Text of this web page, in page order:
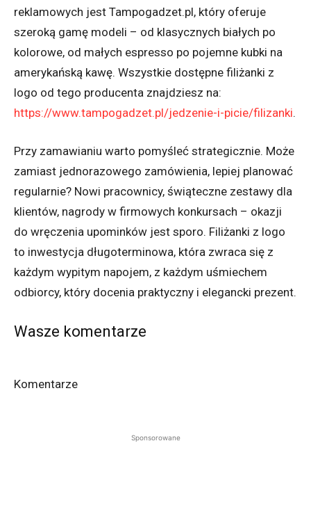
reklamowych jest Tampogadzet.pl, który oferuje
szeroką gamę modeli – od klasycznych białych po
kolorowe, od małych espresso po pojemne kubki na
amerykańską kawę. Wszystkie dostępne filiżanki z
logo od tego producenta znajdziesz na:
https://www.tampogadzet.pl/jedzenie-i-picie/filizanki.
Przy zamawianiu warto pomyśleć strategicznie. Może
zamiast jednorazowego zamówienia, lepiej planować
regularnie? Nowi pracownicy, świąteczne zestawy dla
klientów, nagrody w firmowych konkursach – okazji
do wręczenia upominków jest sporo. Filiżanki z logo
to inwestycja długoterminowa, która zwraca się z
każdym wypitym napojem, z każdym uśmiechem
odbiorcy, który docenia praktyczny i elegancki prezent.
Wasze komentarze
Komentarze
Sponsorowane